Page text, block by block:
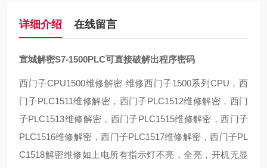
详细介绍 在线留言
宣城解密S7-1500PLC可直接破解出程序密码
西门子CPU1500维修解密 维修西门子1500系列CPU，西
门子PLC1511维修解密，西门子PLC1512维修解密，西门
子PLC1513维修解密，西门子PLC1515维修解密，西门子
PLC1516维修解密，西门子PLC1517维修解密，西门子PL
C1518解密维修如上电所有指示灯不亮，全亮，开机无显